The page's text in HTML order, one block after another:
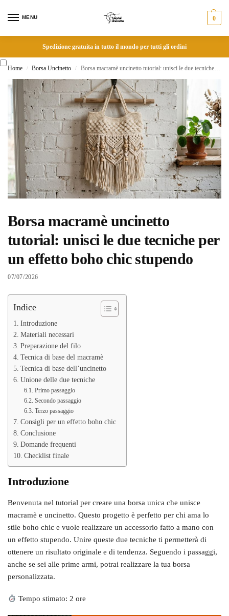
MENU 0
Spedizione gratuita in tutto il mondo per tutti gli ordini
Home / Borsa Uncinetto / Borsa macramè uncinetto tutorial: unisci le due tecniche per un effetto boho chic stupendo
Borsa macramè uncinetto
tutorial: unisci le due tecniche per
un effetto boho chic stupendo
07/07/2026
Indice
Introduzione
Materiali necessari
Preparazione del filo
Tecnica di base del macramè
Tecnica di base dell’uncinetto
Unione delle due tecniche
Primo passaggio
Secondo passaggio
Terzo passaggio
Consigli per un effetto boho chic
Conclusione
Domande frequenti
Checklist finale
Introduzione
Benvenuta nel tutorial per creare una borsa unica che unisce
macramè e uncinetto. Questo progetto è perfetto per chi ama lo
stile boho chic e vuole realizzare un accessorio fatto a mano con
un effetto stupendo. Unire queste due tecniche ti permetterà di
ottenere un risultato originale e di tendenza. Seguendo i passaggi,
anche se sei alle prime armi, potrai realizzare la tua borsa
personalizzata.
Tempo stimato: 2 ore